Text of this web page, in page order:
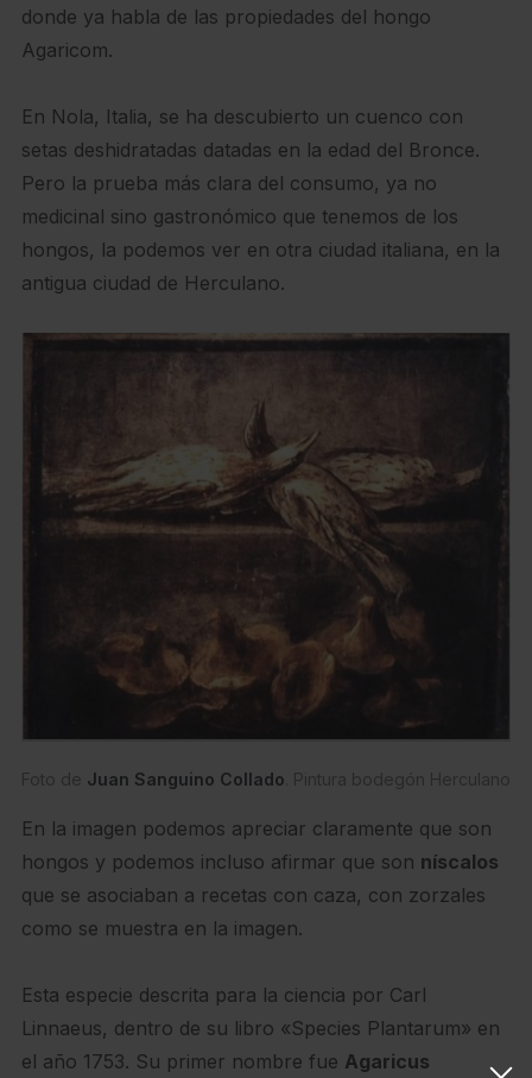
donde ya habla de las propiedades del hongo
Agaricom.
En Nola, Italia, se ha descubierto un cuenco con
setas deshidratadas datadas en la edad del Bronce.
Pero la prueba más clara del consumo, ya no
medicinal sino gastronómico que tenemos de los
hongos, la podemos ver en otra ciudad italiana, en la
antigua ciudad de Herculano.
Foto de Juan Sanguino Collado . Pintura bodegón Herculano
En la imagen podemos apreciar claramente que son
hongos y podemos incluso afirmar que son níscalos
que se asociaban a recetas con caza, con zorzales
como se muestra en la imagen.
Esta especie descrita para la ciencia por Carl
Linnaeus, dentro de su libro «Species Plantarum» en
el año 1753. Su primer nombre fue Agaricus